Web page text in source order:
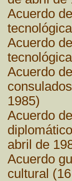
Acuerdo
Acuerdo
Acuerdo
1985)
Acuerdo
abril de
Acuerdo
cultural